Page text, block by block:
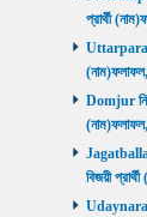
প্রার্থী
Uttarpara
Domjur
বিজয়ী